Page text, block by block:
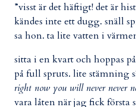
”visst är det häftigt! det är
kändes inte ett dugg. snäll
sa hon. ta lite vatten i
sitta i en kvart och hoppas
på full spruts. lite stämning
right now you will never never
vara låten när jag fick första